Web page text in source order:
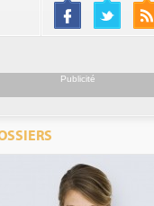
Publicité